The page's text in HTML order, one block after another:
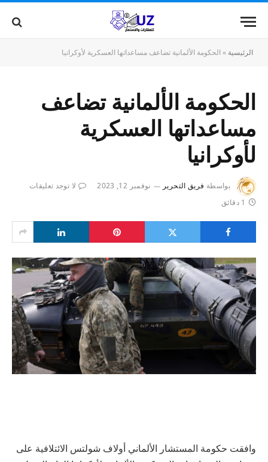
الرئيسية » الحكومة الألمانية تضاعف مساعداتها العسكرية لأوكرانيا
الحكومة الألمانية تضاعف
مساعداتها العسكرية
لأوكرانيا
بواسطة فريق التحرير نوفمبر 12, 2023
لا توجد تعليقات
1 دقائق
وافقت حكومة المستشار الألماني أولاف شولتس الائتلافية على